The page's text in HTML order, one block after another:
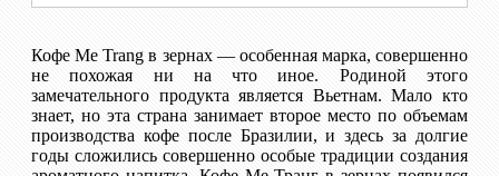
Кофе Me Trang в зернах — особенная марка, совершенно
не похожая ни на что иное. Родиной этого
замечательного продукта является Вьетнам. Мало кто
знает, но эта страна занимает второе место по объемам
производства кофе после Бразилии, и здесь за долгие
годы сложились совершенно особые традиции создания